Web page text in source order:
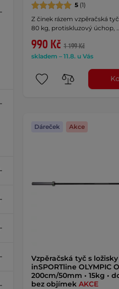
5 (1)
Z činek rázem vzpěračská
80 kg, protiskluzový úchop, …
990 Kč 1 199 Kč
skladem – 11.8. u Vás
Dáreček Akce
Vzpěračská tyč s ložisky
inSPORTline OLYMPIC
200cm/50mm • 15kg •
bez objímek AKCE